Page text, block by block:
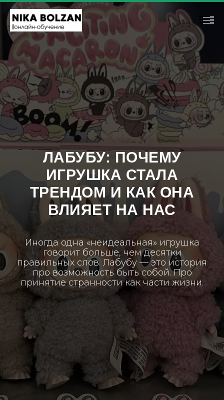
ЛАБУБУ: ПОЧЕМУ
ИГРУШКА СТАЛА
ТРЕНДОМ И КАК ОНА
ВЛИЯЕТ НА НАС
Иногда одна «неидеальная» игрушка
говорит больше, чем десятки
правильных слов. Лабубу — это история
про возможность быть собой. Про
принятие странности как части жизни.